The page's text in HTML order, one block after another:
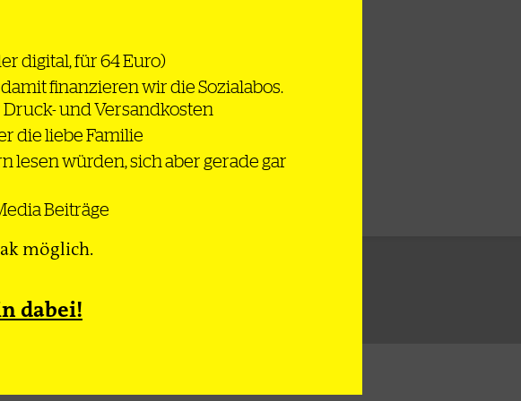
Gesellschaft
digital, für 64 Euro)
finanzieren wir die Sozialabos.
und Versandkosten
die liebe Familie
lesen würden, sich aber gerade gar
Beiträge
möglich.
dabei!